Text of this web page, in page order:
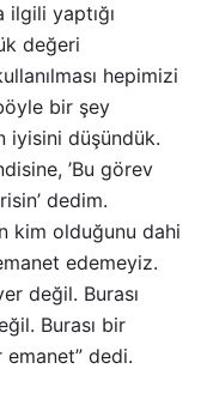
ilgili yaptığı
değeri
hepimizi
bir şey
iyisini düşündük.
’Bu görev
dedim.
kim olduğunu dahi
edemeyiz.
değil. Burası
Burası bir
dedi.